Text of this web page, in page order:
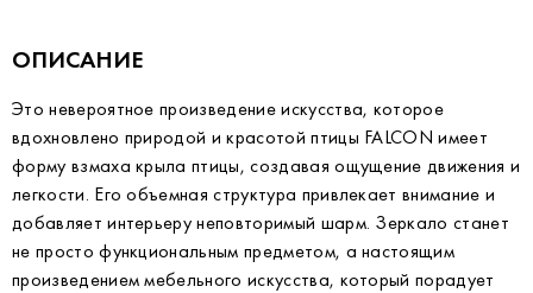
ОПИСАНИЕ
Это невероятное произведение искусства, которое
вдохновлено природой и красотой птицы FALCON имеет
форму взмаха крыла птицы, создавая ощущение движения и
легкости. Его объемная структура привлекает внимание и
добавляет интерьеру неповторимый шарм. Зеркало станет
не просто функциональным предметом, а настоящим
произведением мебельного искусства, который порадует